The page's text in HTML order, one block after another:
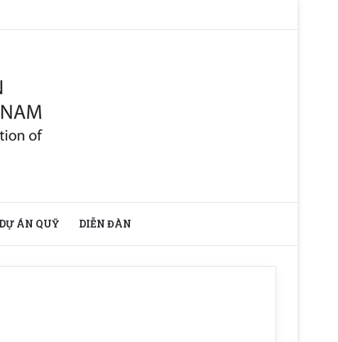
DỰ ÁN QUỸ DIỄN ĐÀN